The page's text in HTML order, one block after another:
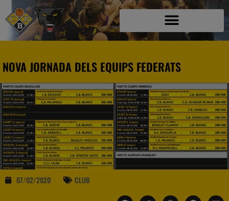
NOVA JORNADA DELS EQUIPS FEDERATS
07/02/2020 CLUB